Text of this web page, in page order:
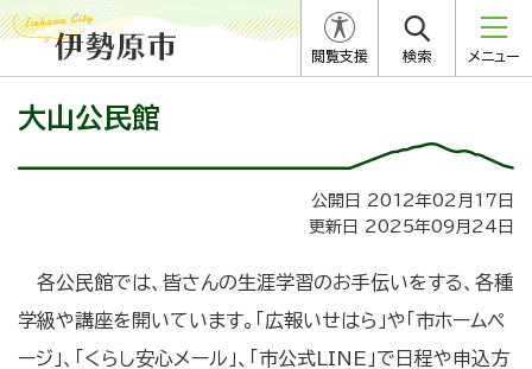
閲覧支援 検索 メニュー
大山公民館
公開日 2012年02月17日
更新日 2025年09月24日
各公民館では、皆さんの生涯学習のお手伝いをする、各種
学級や講座を開いています。「広報いせはら」や「市ホームペ
ージ」、「くらし安心メール」、「市公式LINE」で日程や申込方